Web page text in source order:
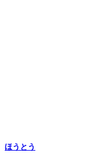
ほうとう